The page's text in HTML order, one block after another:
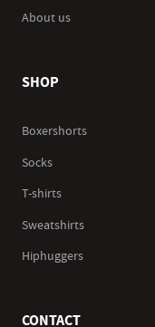
About us
SHOP
Boxershorts
Socks
T-shirts
Sweatshirts
Hiphuggers
CONTACT